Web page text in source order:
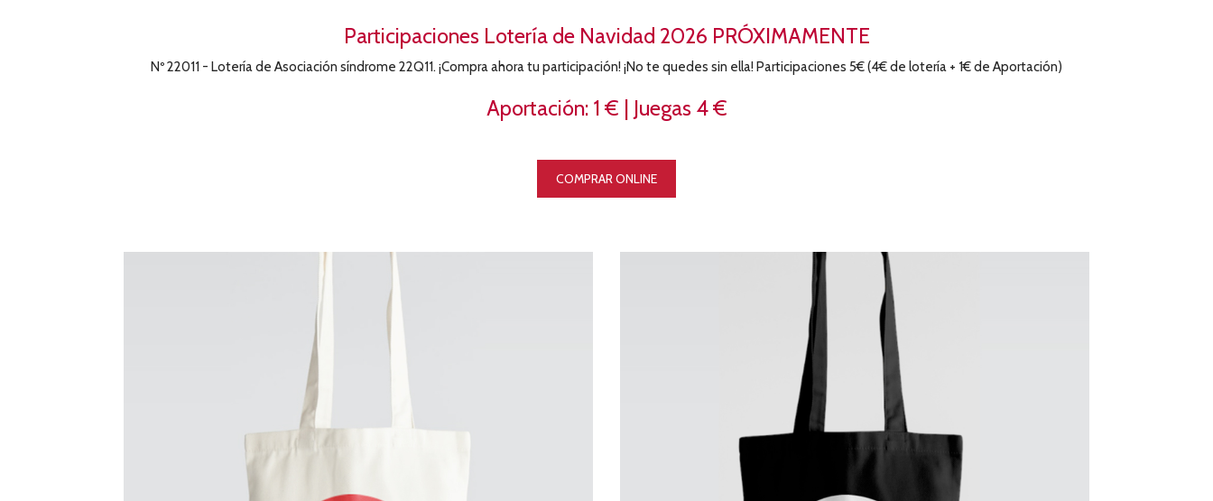
Participaciones Lotería de Navidad 2026 PRÓXIMAMENTE
Nº 22011 - Lotería de Asociación síndrome 22Q11. ¡Compra ahora tu participación! ¡No te quedes sin ella! Participaciones 5€ (4€ de lotería + 1€ de Aportación)
Aportación: 1 € | Juegas 4 €
COMPRAR ONLINE